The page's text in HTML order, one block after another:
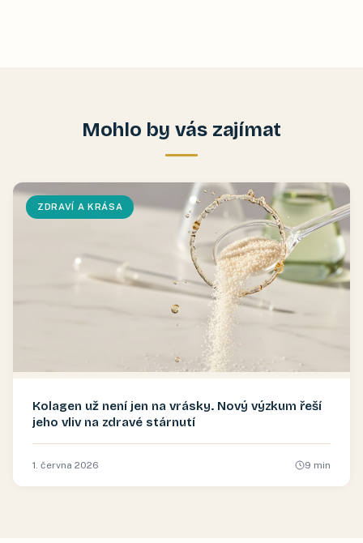
Mohlo by vás zajímat
ZDRAVÍ A KRÁSA
Kolagen už není jen na vrásky. Nový výzkum řeší
jeho vliv na zdravé stárnutí
1. června 2026 9 min